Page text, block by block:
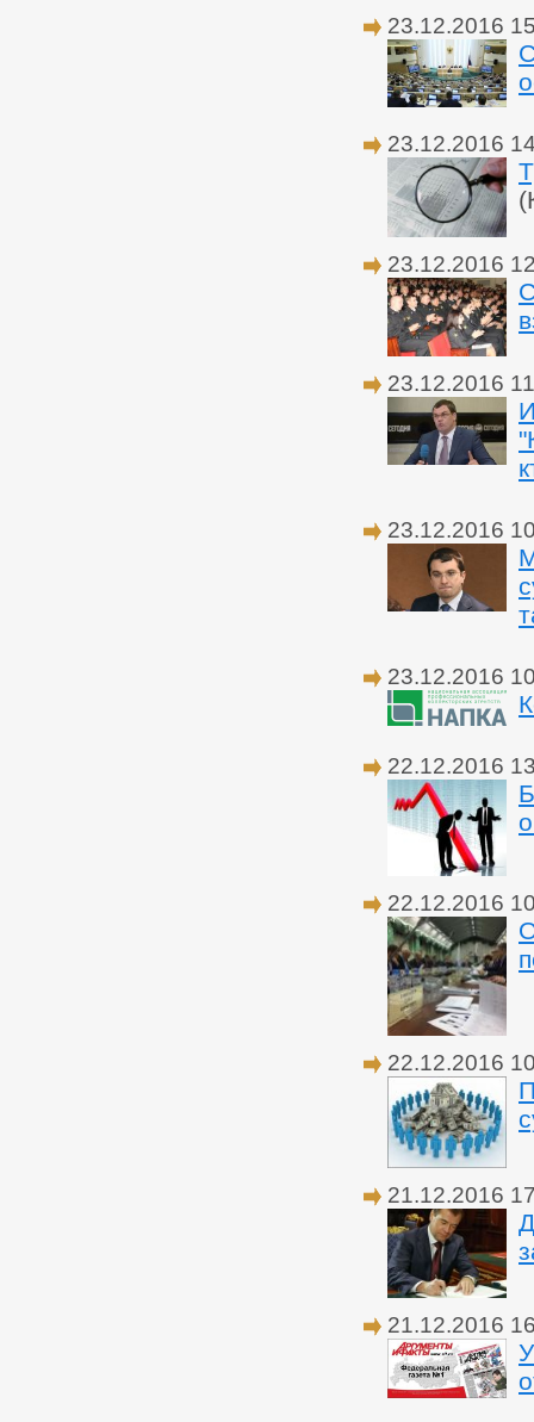
23.12.2016
23.12.2016
23.12.2016
23.12.2016
23.12.2016
23.12.2016
22.12.2016
22.12.2016
22.12.2016
21.12.2016
21.12.2016